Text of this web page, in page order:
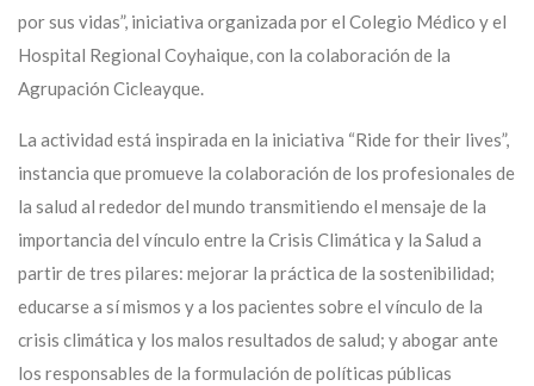
por sus vidas”, iniciativa organizada por el Colegio Médico y el
Hospital Regional Coyhaique, con la colaboración de la
Agrupación Cicleayque.
La actividad está inspirada en la iniciativa “Ride for their lives”,
instancia que promueve la colaboración de los profesionales de
la salud al rededor del mundo transmitiendo el mensaje de la
importancia del vínculo entre la Crisis Climática y la Salud a
partir de tres pilares: mejorar la práctica de la sostenibilidad;
educarse a sí mismos y a los pacientes sobre el vínculo de la
crisis climática y los malos resultados de salud; y abogar ante
los responsables de la formulación de políticas públicas